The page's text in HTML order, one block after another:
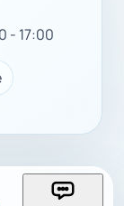
- 17:00